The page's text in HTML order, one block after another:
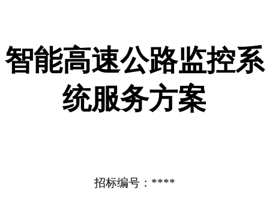
智能高速公路监控系
统服务方案
招标编号：****